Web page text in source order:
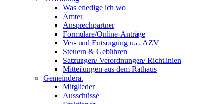
Was erledige ich wo
Ämter
Ansprechpartner
Formulare/Online-Anträge
Ver- und Entsorgung u.a. AZV
Steuern & Gebühren
Satzungen/ Verordnungen/ Richtlinien
Mitteilungen aus dem Rathaus
Gemeinderat
Mitglieder
Ausschüsse